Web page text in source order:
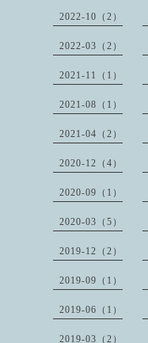
2022-10（2）
2022-03（2）
2021-11（1）
2021-08（1）
2021-04（2）
2020-12（4）
2020-09（1）
2020-03（5）
2019-12（2）
2019-09（1）
2019-06（1）
2019-03（2）